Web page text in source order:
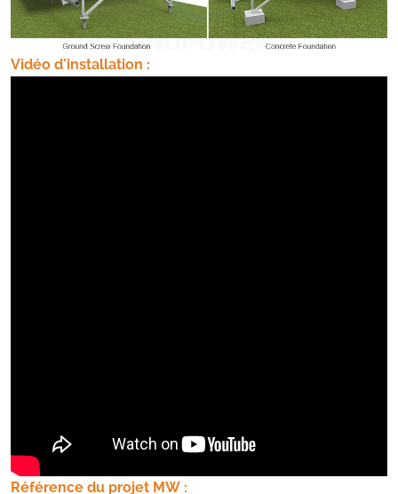
Vidéo d'installation :
Référence du projet MW :